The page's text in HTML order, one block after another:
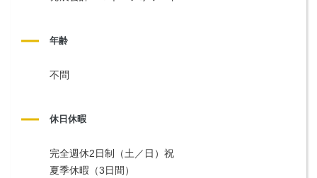
年齢
不問
休日休暇
完全週休2日制（土／日）祝
夏季休暇（3日間）